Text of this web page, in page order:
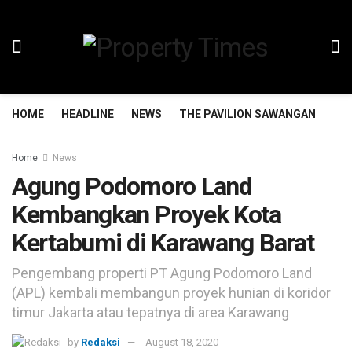
HOME HEADLINE NEWS THE PAVILION SAWANGAN
Home News
Agung Podomoro Land
Kembangkan Proyek Kota
Kertabumi di Karawang Barat
Pengembang properti PT Agung Podomoro Land
(APL) kembali membangun proyek hunian di koridor
timur Jakarta atau tepatnya di area Karawang
by Redaksi August 18, 2020